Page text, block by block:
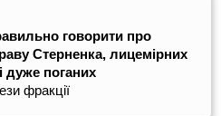
говорити про
Стерненка, лицемірних
дуже поганих
фракції